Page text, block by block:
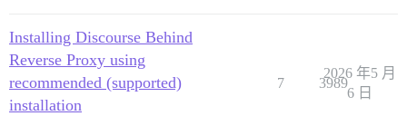
Installing Discourse Behind
Reverse Proxy using
recommended (supported)
installation
7 3989
2026 年5 月
6 日